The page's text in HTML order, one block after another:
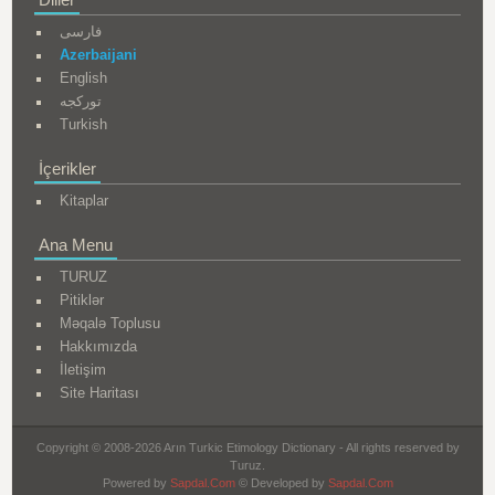
فارسی
Azerbaijani
English
تورکجه
Turkish
İçerikler
Kitaplar
Ana Menu
TURUZ
Pitiklər
Məqalə Toplusu
Hakkımızda
İletişim
Site Haritası
Copyright © 2008-2026 Arın Turkic Etimology Dictionary - All rights reserved by
Turuz.
Powered by Sapdal.Com© Developed by Sapdal.Com